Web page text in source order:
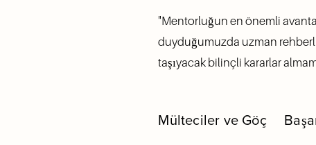
"Mentorluğun en önemli
duyduğumuzda uzman
taşıyacak bilinçli kararlar
Mülteciler ve Göç